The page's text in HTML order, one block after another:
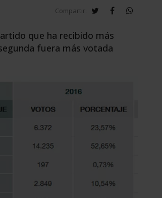
Compartir: twitterfacebookwhatsapp
que ha recibido más
fuera más votada